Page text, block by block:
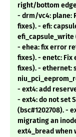
right/bottom
- drm/vc4: plane:
fixes). - efi:
efi_capsule_write
- ehea: fix error
fixes). - enetc:
fixes). - ethernet:
- ext4: add
- ext4: do not set
(bsc#1202708). -
migrating an
ext4_bread when